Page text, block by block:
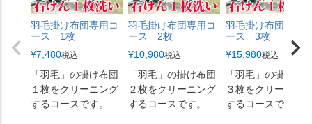
羽毛掛け布団専用コ
ース 1枚
¥7,480税込
「羽毛」の掛け布団
１枚をクリーニング
するコースです。
羽毛掛け布団専用コ
ース 2枚
¥10,980税込
「羽毛」の掛け布団
２枚をクリーニング
するコースです。
羽毛掛け布団専用
ース 3枚
¥15,980税込
「羽毛」の掛け布
３枚をクリーニン
するコースです。